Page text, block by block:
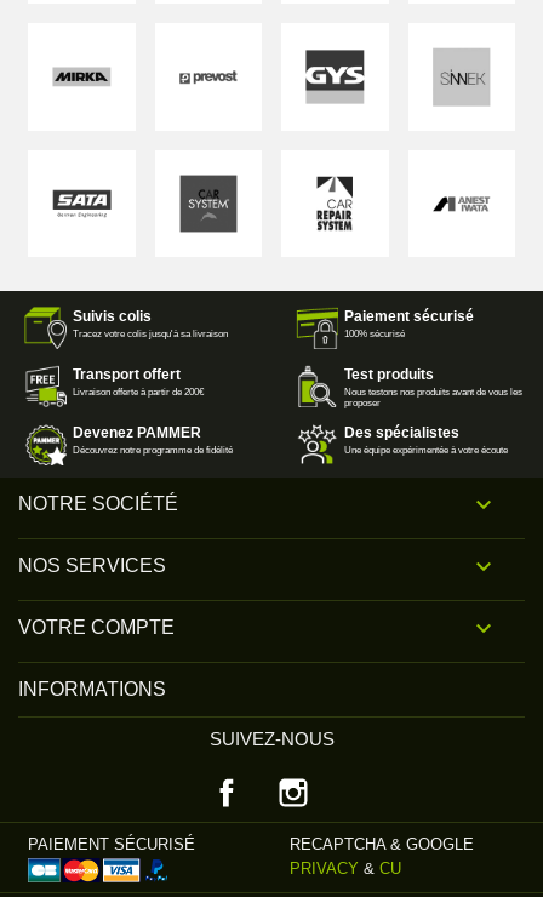
Suivis colis
Tracez votre colis jusqu'à sa livraison
Paiement sécurisé
100% sécurisé
Transport offert
Livraison offerte à partir de 200€
Test produits
Nous testons nos produits avant de vous les
proposer
Devenez PAMMER
Découvrez notre programme de fidélité
Des spécialistes
Une équipe expérimentée à votre écoute
NOTRE SOCIÉTÉ 
NOS SERVICES 
VOTRE COMPTE 
INFORMATIONS
SUIVEZ-NOUS
Facebook
PAIEMENT SÉCURISÉ
RECAPTCHA & GOOGLE
PRIVACY & CU